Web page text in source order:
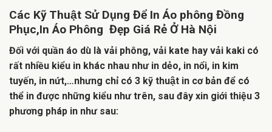
Các Kỹ Thuật Sử Dụng Để In Áo phông Đồng
Phục,In Áo Phông Đẹp Giá Rẻ Ở Hà Nội
Đối với quần áo dù là vải phông, vải kate hay vải kaki có
rất nhiều kiểu in khác nhau như in dẻo, in nổi, in kim
tuyến, in nứt,…nhưng chỉ có 3 kỹ thuật in cơ bản để có
thể in được những kiểu như trên, sau đây xin giới thiệu 3
phương pháp in như sau: